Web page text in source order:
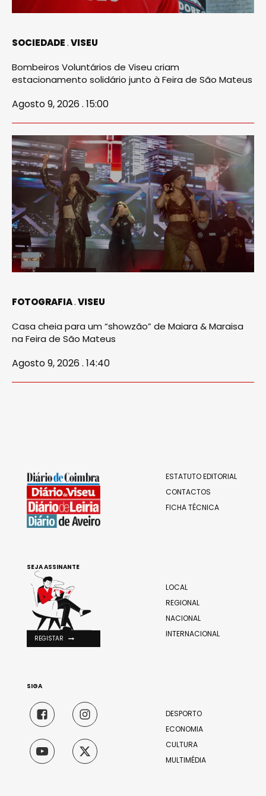
SOCIEDADE VISEU
Bombeiros Voluntários de Viseu criam
estacionamento solidário junto à Feira de São Mateus
Agosto 9, 2026 . 15:00
FOTOGRAFIA VISEU
Casa cheia para um “showzão” de Maiara & Maraisa
na Feira de São Mateus
Agosto 9, 2026 . 14:40
ESTATUTO EDITORIAL
CONTACTOS
FICHA TÉCNICA
LOCAL
REGIONAL
NACIONAL
INTERNACIONAL
DESPORTO
ECONOMIA
CULTURA
MULTIMÉDIA
SEJA ASSINANTE
REGISTAR
SIGA